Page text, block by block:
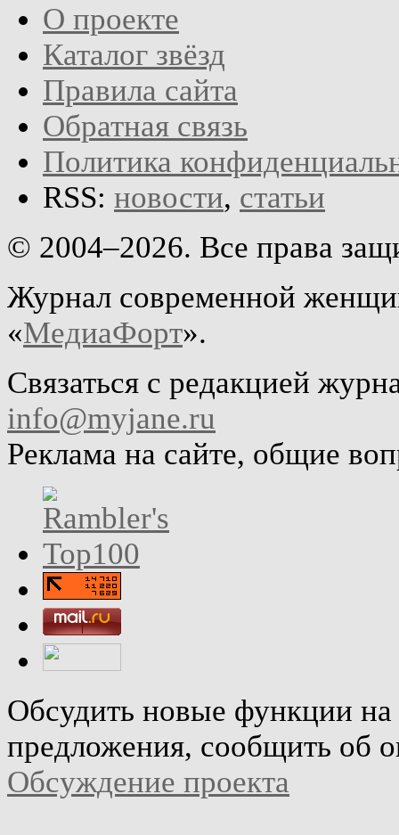
О проекте
Каталог звёзд
Правила сайта
Обратная связь
Политика
RSS: новости, статьи
© 2004–2026. Все права
Журнал современной
«МедиаФорт».
Связаться с редакцией
info@myjane.ru
Реклама на сайте, общие
Обсудить новые функции на
предложения, сообщить об
Обсуждение проекта